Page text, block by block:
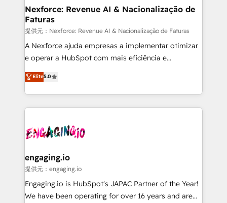
Station, Freshdesk, Intercom, and more. Custom
objects, automations, and integrations built for
growth. 🚀 AI-Driven GTM Orchestration Unify
HubSpot with LinkedIn, WhatsApp, email, paid
media, and AI voice to drive pipeline. 🤖 AI Custom
prospecting, follow-ups, service triage, and
knowledge retrieval—built in HubSpot. ⚡ Fast-Track
advanced optimization & adoption 📍 São Paulo, BR
• Des Moines, IA • New York, NY
Nexforce: Revenue AI & Nacionalização de
Faturas
提供元：Nexforce: Revenue AI & Nacionalização de Faturas
A Nexforce ajuda empresas a implementar otimizar
e operar a HubSpot com mais eficiência e
previsibilidade de receita. Combinamos Revenue
Operations (RevOps) e Inteligência Artificial para
estruturar processos integrar sistemas organizar
dados e automatizar operações. O objetivo é
operacional de receita conectando equipes
Também somos distribuidores oficiais da HubSpot
e de mais de 150 softwares globais permitindo
contratar e pagar a HubSpot em reais com nota
fiscal no Brasil e gerar economia de até 50% na
Elite5.0
engaging.io
提供元：engaging.io
Engaging.io is HubSpot's JAPAC Partner of the Year!
We have been operating for over 16 years and are